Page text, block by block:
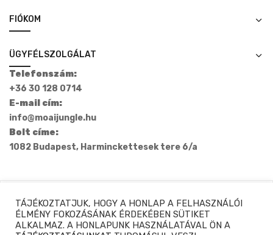
FIÓKOM
ÜGYFÉLSZOLGÁLAT
Telefonszám:
+36 30 128 0714
E-mail cím:
info@moaijungle.hu
Bolt címe:
1082 Budapest, Harminckettesek tere 6/a
Copyright © 2020-2025 Moaijungle.hu. Minden Jog
Fenntartva.
TÁJÉKOZTATJUK, HOGY A HONLAP A FELHASZNÁLÓI
ÉLMÉNY FOKOZÁSÁNAK ÉRDEKÉBEN SÜTIKET
ALKALMAZ. A HONLAPUNK HASZNÁLATÁVAL ÖN A